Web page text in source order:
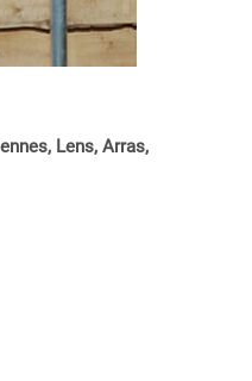
Lens, Arras,